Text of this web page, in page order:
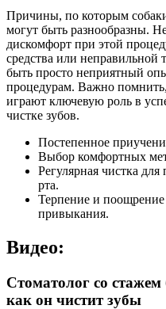
Причины, по которым
могут быть разнообразны.
дискомфорт при этой
средства или неправильной
быть просто неприятный
процедурам. Важно
играют ключевую роль в
чистке зубов.
Постепенное
Выбор комфортных
Регулярная чистка
рта.
Терпение и
привыкания.
Видео:
Стоматолог со стажем
как он чистит зубы